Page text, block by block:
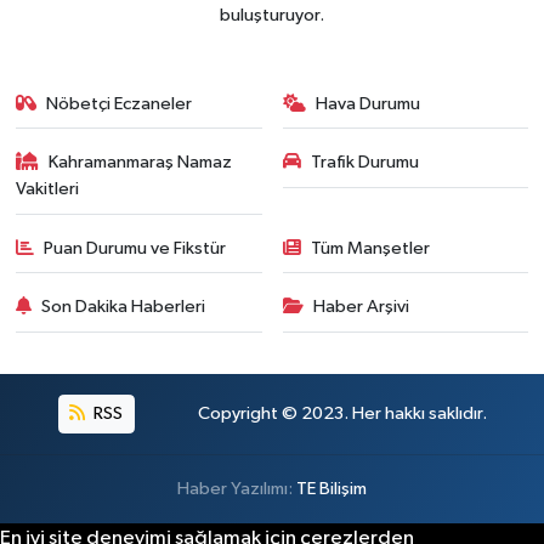
buluşturuyor.
Nöbetçi Eczaneler Hava Durumu
Kahramanmaraş Namaz
Vakitleri
Trafik Durumu
Puan Durumu ve Fikstür Tüm Manşetler
Son Dakika Haberleri Haber Arşivi
RSS Copyright © 2023. Her hakkı saklıdır.
Haber Yazılımı: TE Bilişim
En iyi site deneyimi sağlamak için çerezlerden